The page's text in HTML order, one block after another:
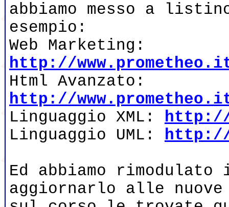
abbiamo messo a
esempio:
Web Marketing:
http://
Html Avanzato:
http://
Linguaggio XML: http://
Linguaggio UML: http://
Ed abbiamo
aggiornarlo alle